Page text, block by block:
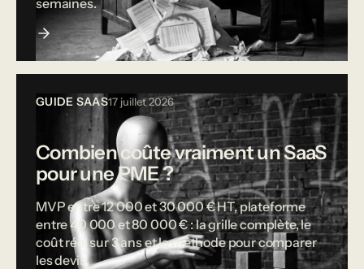
semaines.
GUIDE SAAS17 juillet 2026
Combien coûte vraiment un SaaS
pour une PME ?
MVP entre 12 000 et 30 000 € HT, plateforme
entre 40 000 et 80 000 € : la grille complète, le
coût réel sur 3 ans et la méthode pour comparer
les devis.